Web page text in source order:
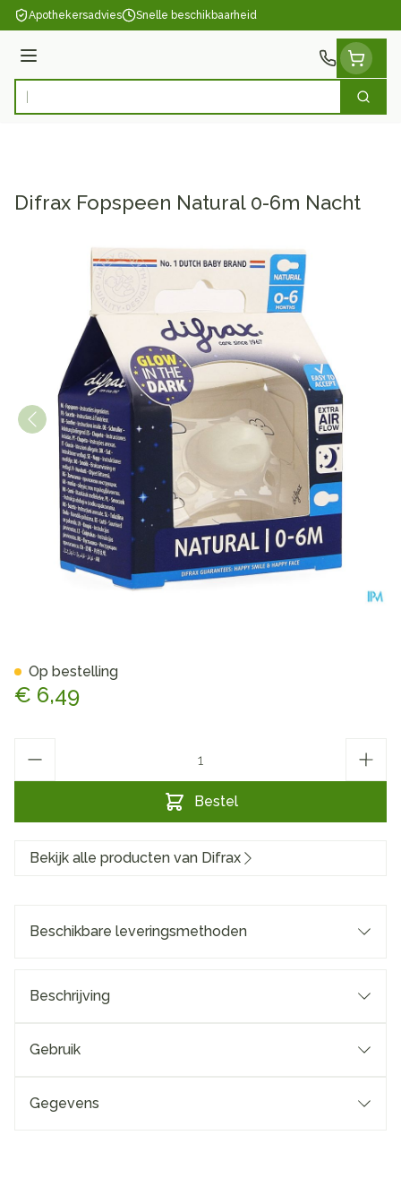
Ga naar de inhoud
Apothekersadvies Snelle beschikbaarheid
Menu
Product, merk, categorie... Zoek
Difrax Fopspeen Natural 0-6m Nacht
€ 6,49
Bestel
Op bestelling
Bekijk alle producten van Difrax
Beschikbare leveringsmethoden
Beschrijving
Gebruik
Gegevens